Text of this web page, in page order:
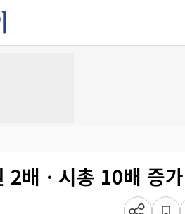
2배ㆍ시총 10배 증가